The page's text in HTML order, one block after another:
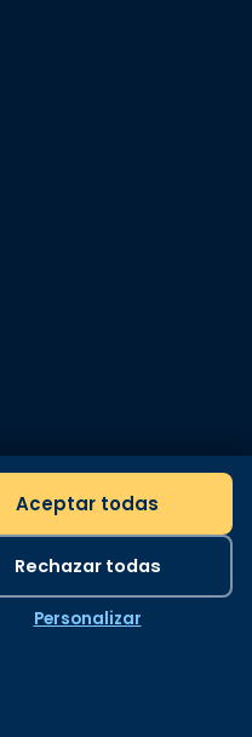
Personalizar
Rechazar todas
Aceptar todas